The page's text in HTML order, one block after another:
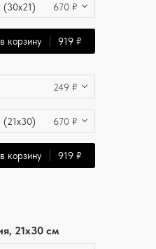
(30x21) 670 ₽
корзину 919 ₽
249 ₽
(21x30) 670 ₽
корзину 919 ₽
21x30 см